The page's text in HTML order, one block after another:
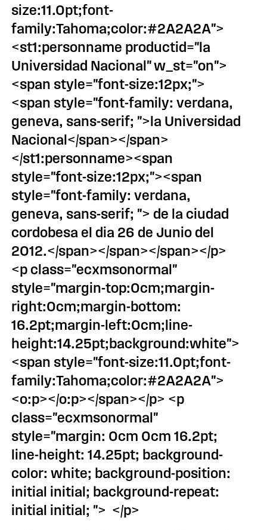
size:11.0pt;font-
family:Tahoma;color:#2A2A2A">
<st1:personname productid="la
Universidad Nacional" w_st="on">
<span style="font-size:12px;">
<span style="font-family: verdana,
geneva, sans-serif; ">la Universidad
Nacional</span></span>
</st1:personname><span
style="font-size:12px;"><span
style="font-family: verdana,
geneva, sans-serif; "> de la ciudad
cordobesa el dia 26 de Junio del
2012.</span></span></span></p>
<p class="ecxmsonormal"
style="margin-top:0cm;margin-
right:0cm;margin-bottom:
16.2pt;margin-left:0cm;line-
height:14.25pt;background:white">
<span style="font-size:11.0pt;font-
family:Tahoma;color:#2A2A2A">
<o:p></o:p></span></p> <p
class="ecxmsonormal"
style="margin: 0cm 0cm 16.2pt;
line-height: 14.25pt; background-
color: white; background-position:
initial initial; background-repeat:
initial initial; "> </p>